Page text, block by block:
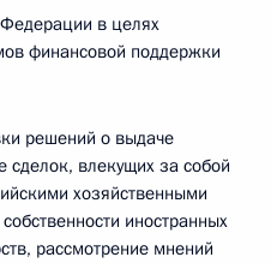
в целях
финансовой поддержки
решений о выдаче
сделок, влекущих за собой
хозяйственными
иностранных
рассмотрение мнений